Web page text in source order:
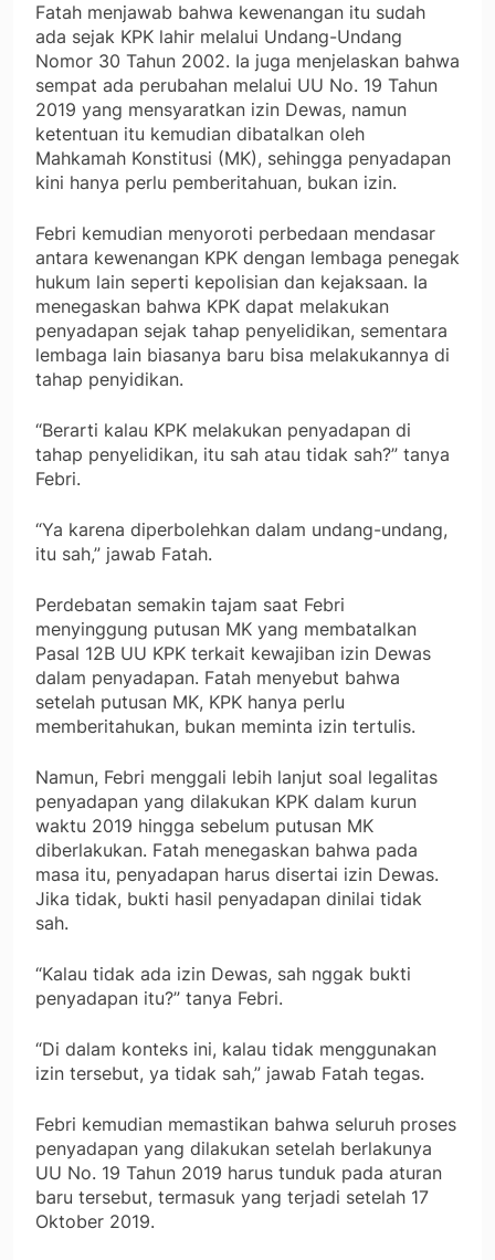
Fatah menjawab bahwa kewenangan itu sudah
ada sejak KPK lahir melalui Undang-Undang
Nomor 30 Tahun 2002. Ia juga menjelaskan bahwa
sempat ada perubahan melalui UU No. 19 Tahun
2019 yang mensyaratkan izin Dewas, namun
ketentuan itu kemudian dibatalkan oleh
Mahkamah Konstitusi (MK), sehingga penyadapan
kini hanya perlu pemberitahuan, bukan izin.
Febri kemudian menyoroti perbedaan mendasar
antara kewenangan KPK dengan lembaga penegak
hukum lain seperti kepolisian dan kejaksaan. Ia
menegaskan bahwa KPK dapat melakukan
penyadapan sejak tahap penyelidikan, sementara
lembaga lain biasanya baru bisa melakukannya di
tahap penyidikan.
“Berarti kalau KPK melakukan penyadapan di
tahap penyelidikan, itu sah atau tidak sah?” tanya
Febri.
“Ya karena diperbolehkan dalam undang-undang,
itu sah,” jawab Fatah.
Perdebatan semakin tajam saat Febri
menyinggung putusan MK yang membatalkan
Pasal 12B UU KPK terkait kewajiban izin Dewas
dalam penyadapan. Fatah menyebut bahwa
setelah putusan MK, KPK hanya perlu
memberitahukan, bukan meminta izin tertulis.
Namun, Febri menggali lebih lanjut soal legalitas
penyadapan yang dilakukan KPK dalam kurun
waktu 2019 hingga sebelum putusan MK
diberlakukan. Fatah menegaskan bahwa pada
masa itu, penyadapan harus disertai izin Dewas.
Jika tidak, bukti hasil penyadapan dinilai tidak
sah.
“Kalau tidak ada izin Dewas, sah nggak bukti
penyadapan itu?” tanya Febri.
“Di dalam konteks ini, kalau tidak menggunakan
izin tersebut, ya tidak sah,” jawab Fatah tegas.
Febri kemudian memastikan bahwa seluruh proses
penyadapan yang dilakukan setelah berlakunya
UU No. 19 Tahun 2019 harus tunduk pada aturan
baru tersebut, termasuk yang terjadi setelah 17
Oktober 2019.